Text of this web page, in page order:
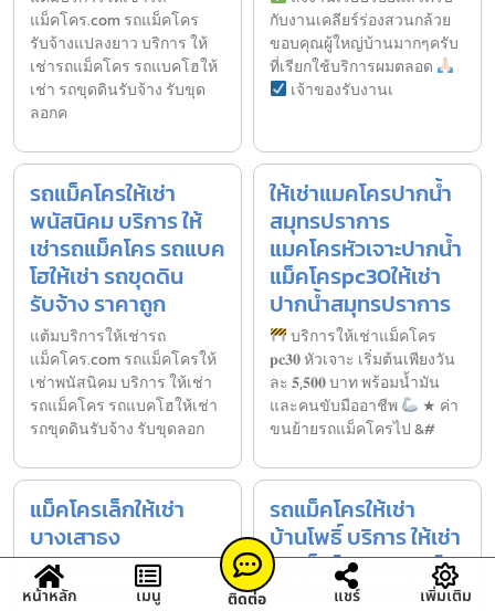
แม็คโคร.com รถแม็คโคร
รับจ้างแปลงยาว บริการ ให้
เช่ารถแม็คโคร รถแบคโฮให้
เช่า รถขุดดินรับจ้าง รับขุด
ลอกค
กับงานเคลียร์ร่องสวนกล้วย
ขอบคุณผู้ใหญ่บ้านมากๆครับ
ที่เรียกใช้บริการผมตลอด
เจ้าของรับงานเ
รถแม็คโครให้เช่า
พนัสนิคม บริการ ให้
เช่ารถแม็คโคร รถแบค
โฮให้เช่า รถขุดดิน
รับจ้าง ราคาถูก
แต้มบริการให้เช่ารถ
แม็คโคร.com รถแม็คโครให้
เช่าพนัสนิคม บริการ ให้เช่า
รถแม็คโคร รถแบคโฮให้เช่า
รถขุดดินรับจ้าง รับขุดลอก
ให้เช่าแมคโครปากน้ำ
สมุทรปราการ
แมคโครหัวเจาะปากน้ำ
แม็คโครpc30ให้เช่า
ปากน้ำสมุทรปราการ
บริการให้เช่าแม็คโคร
𝐩𝐜𝟑𝟎 หัวเจาะ เริ่มต้นเพียงวัน
ละ 𝟓,𝟓𝟎𝟎 บาท พร้อมน้ำมัน
และคนขับมืออาชีพ
★ ค่า
ขนย้ายรถแม็คโครไป &#
แม็คโครเล็กให้เช่า
บางเสาธง
สมุทรปราการ
0930483291
รถแม็คโครให้เช่า
บ้านโพธิ์ บริการ ให้เช่า
รถแม็คโคร รถแบคโฮ
ให้เช่า รถขุดดินรับจ้าง
หน้าหลัก เมนู ติดต่อ แชร์ เพิ่มเติม